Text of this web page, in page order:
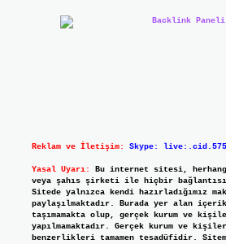
Reklam ve İletişim: Skype:
Yasal Uyarı:
Bu internet sitesi,
veya şahıs şirketi ile hiçbir bağlantısı
Sitede yalnızca kendi hazırladığımız
paylaşılmaktadır. Burada yer alan
taşımamakta olup, gerçek kurum ve
yapılmamaktadır. Gerçek kurum ve
benzerlikleri tamamen tesadüfidir.